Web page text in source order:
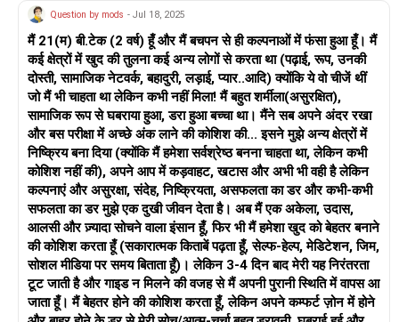
करें...एक बार जब आपका मन किसी गतिविधि को पूरा करने के लिए प्रशिक्षित
हो जाता है, तो आप अगले वर्ष पढ़ाई के साथ-साथ एक और गतिविधि जोड़ सकते
हैं और फिर दोनों को आगे बढ़ा सकते हैं...यह कोई खेल और पढ़ाई हो सकती
है...फिर अगले वर्ष, आप एक तीसरी गतिविधि जोड़ सकते हैं। इसे 'मन को
अनुशासन में प्रशिक्षित करना' कहा जाता है। अनुशासन सुनिश्चित करेगा कि
आप चीजों को शुरू करें और खत्म करें... इसलिए, धीरे-धीरे आगे बढ़ें और एक
समय में एक ही काम करें।
शुभकामनाएँ!
अनु कृष्ण
माइंड कोच|एनएलपी ट्रेनर|लेखक
ड्रॉप इन: www.unfear.io
मुझसे संपर्क करें: Facebook: anukrish07/ और LinkedIn:
anukrishna-joyofserving/
Question by mods - Jul 18, 2025
मैं 21(म) बी.टेक (2 वर्ष) हूँ और मैं बचपन से ही कल्पनाओं में फंसा हुआ हूँ। मैं
कई क्षेत्रों में खुद की तुलना कई अन्य लोगों से करता था (पढ़ाई, रूप, उनकी
दोस्ती, सामाजिक नेटवर्क, बहादुरी, लड़ाई, प्यार..आदि) क्योंकि ये वो चीजें थीं
जो मैं भी चाहता था लेकिन कभी नहीं मिला! मैं बहुत शर्मीला(असुरक्षित),
सामाजिक रूप से घबराया हुआ, डरा हुआ बच्चा था। मैंने सब अपने अंदर रखा
और बस परीक्षा में अच्छे अंक लाने की कोशिश की... इसने मुझे अन्य क्षेत्रों में
निष्क्रिय बना दिया (क्योंकि मैं हमेशा सर्वश्रेष्ठ बनना चाहता था, लेकिन कभी
कोशिश नहीं की), अपने आप में कड़वाहट, खटास और अभी भी वही है लेकिन
कल्पनाएं और असुरक्षा, संदेह, निष्क्रियता, असफलता का डर और कभी-कभी
सफलता का डर मुझे एक दुखी जीवन देता है। अब मैं एक अकेला, उदास,
आलसी और ज़्यादा सोचने वाला इंसान हूँ, फिर भी मैं हमेशा खुद को बेहतर बनाने
की कोशिश करता हूँ (सकारात्मक किताबें पढ़ता हूँ, सेल्फ-हेल्प, मेडिटेशन, जिम,
सोशल मीडिया पर समय बिताता हूँ)। लेकिन 3-4 दिन बाद मेरी यह निरंतरता
टूट जाती है और गाइड न मिलने की वजह से मैं अपनी पुरानी स्थिति में वापस आ
जाता हूँ। मैं बेहतर होने की कोशिश करता हूँ, लेकिन अपने कम्फर्ट ज़ोन में होने